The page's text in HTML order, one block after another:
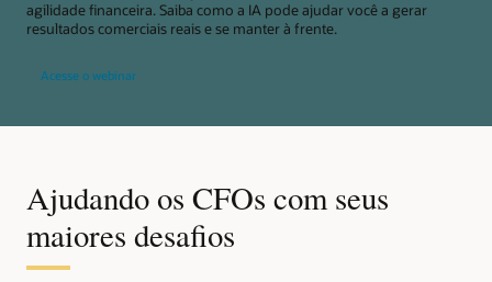
agilidade financeira. Saiba como a IA pode ajudar você a gerar
resultados comerciais reais e se manter à frente.
Acesse o webinar
Ajudando os CFOs com seus
maiores desafios